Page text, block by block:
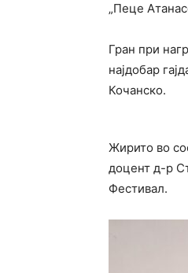
„Пеце
Гран при
најдобар
Кочанско.
Жирито во
доцент д-р
Фестивал.